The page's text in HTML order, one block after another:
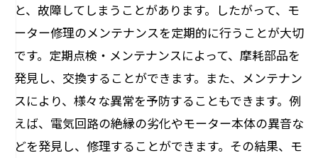
と、故障してしまうことがあります。したがって、モ
ーター修理のメンテナンスを定期的に行うことが大切
です。定期点検・メンテナンスによって、摩耗部品を
発見し、交換することができます。また、メンテナン
スにより、様々な異常を予防することもできます。例
えば、電気回路の絶縁の劣化やモーター本体の異音な
どを発見し、修理することができます。その結果、モ